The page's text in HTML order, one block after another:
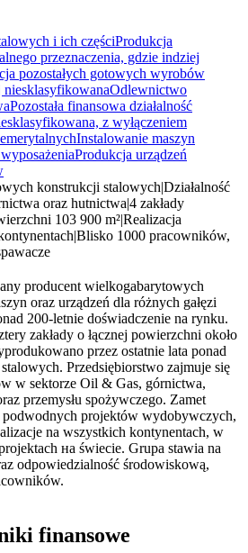
i ich częściProdukcja
przeznaczenia, gdzie indziej
pozostałych gotowych wyrobów
Odlewnictwo
Pozostała finansowa działalność
z wyłączeniem
Instalowanie maszyn
Produkcja urządzeń
konstrukcji stalowychDziałalność
oraz hutnictwa4 zakłady
103 900 m²Realizacja
Blisko 1000 pracowników,
producent wielkogabarytowych
oraz urządzeń dla różnych gałęzi
200-letnie doświadczenie na rynku.
zakłady o łącznej powierzchni około
przez ostatnie lata ponad
Przedsiębiorstwo zajmuje się
w sektorze Oil & Gas, górnictwa,
przemysłu spożywczego. Zamet
projektów wydobywczych,
na wszystkich kontynentach, w
на świecie. Grupa stawia na
odpowiedzialność środowiskową,
finansowe